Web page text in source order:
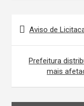
Aviso de
Prefeitura
mais